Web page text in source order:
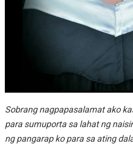
Sobrang nagpapasalamat ako
para sumuporta sa lahat ng
ng pangarap ko para sa ating